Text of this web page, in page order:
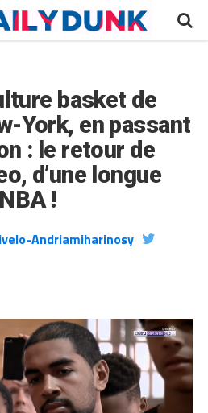
basket de
York, en passant
: le retour de
d’une longue
!
Andriamiharinosy